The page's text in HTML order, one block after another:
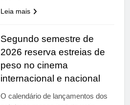
Leia mais
Segundo semestre de
2026 reserva estreias de
peso no cinema
internacional e nacional
O calendário de lançamentos dos